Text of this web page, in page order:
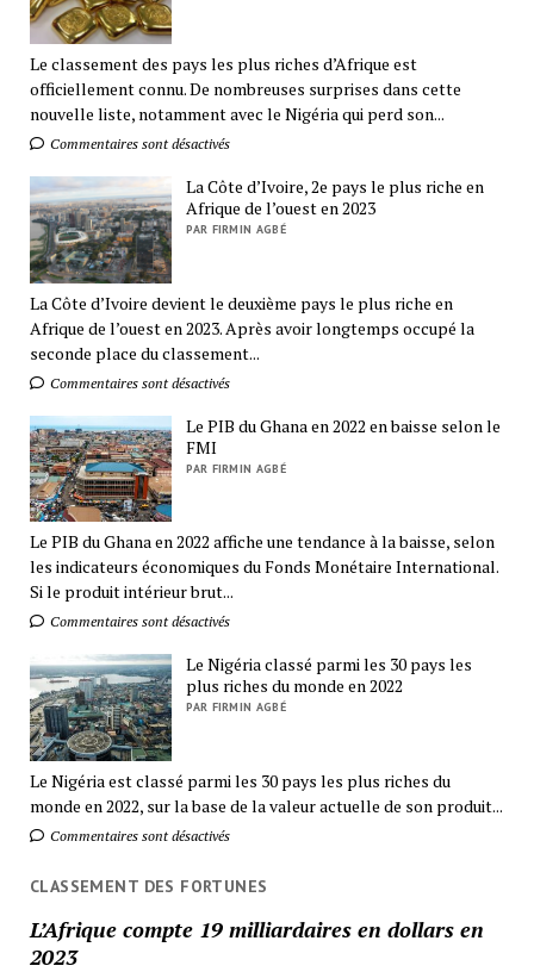
Le classement des pays les plus riches d’Afrique est
officiellement connu. De nombreuses surprises dans cette
nouvelle liste, notamment avec le Nigéria qui perd son...
Commentaires sont désactivés
La Côte d’Ivoire, 2e pays le plus riche en
Afrique de l’ouest en 2023
PAR FIRMIN AGBÉ
La Côte d’Ivoire devient le deuxième pays le plus riche en
Afrique de l’ouest en 2023. Après avoir longtemps occupé la
seconde place du classement...
Commentaires sont désactivés
Le PIB du Ghana en 2022 en baisse selon le
FMI
PAR FIRMIN AGBÉ
Le PIB du Ghana en 2022 affiche une tendance à la baisse, selon
les indicateurs économiques du Fonds Monétaire International.
Si le produit intérieur brut...
Commentaires sont désactivés
Le Nigéria classé parmi les 30 pays les
plus riches du monde en 2022
PAR FIRMIN AGBÉ
Le Nigéria est classé parmi les 30 pays les plus riches du
monde en 2022, sur la base de la valeur actuelle de son produit...
Commentaires sont désactivés
CLASSEMENT DES FORTUNES
L’Afrique compte 19 milliardaires en dollars en
2023